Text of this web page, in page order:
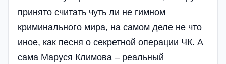
принято считать чуть ли не гимном
криминального мира, на самом деле не что
иное, как песня о секретной операции ЧК. А
сама Маруся Климова – реальный